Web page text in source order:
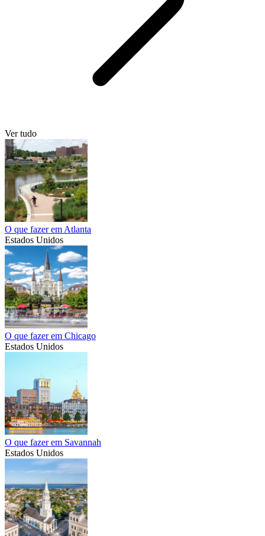
Ver tudo
O que fazer em Atlanta
Estados Unidos
O que fazer em Chicago
Estados Unidos
O que fazer em Savannah
Estados Unidos